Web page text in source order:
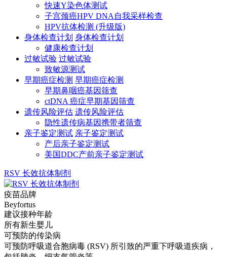
快速Y染色体测试
子宫颈癌HPV DNA自我采样检查
HPV抗体检测 (升级版)
身体检查计划 身体检查计划
健康检查计划
过敏试验 过敏试验
致敏源测试
早期癌症检测 早期癌症检测
早期鼻咽癌基因筛查
ctDNA 癌症早期基因筛查
遗传风险评估 遗传风险评估
隐性遗传病基因携带者筛查
亲子鉴定测试 亲子鉴定测试
产后亲子鉴定测试
美国DDC产前亲子鉴定测试
RSV 长效抗体制剂
疫苗品牌
Beyfortus
建议接种年龄
所有新生婴儿
可预防的传染病
可预防呼吸道合胞病毒 (RSV) 所引致的严重下呼吸道疾病，